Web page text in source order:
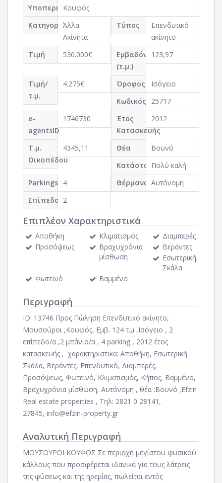
ΥποπεριοχήΚουφός
ΚατηγορίαΆλλα
Ακίνητα
Τύπος
Επενδυτικό
ακίνητο
Τιμή
530.000€
Εμβαδόν
(τ.μ.)
123,97
Τιμή/
τ.μ.
4.275€ Όροφος
Ισόγειο
Κωδικός
25717
e-
agentsID
1746730
Έτος
Κατασκευής
2012
Τ.μ.
Οικοπέδου
4345,11 Θέα
Βουνό
ΚατάστασηΠολύ καλή
Parkings 4 ΘέρμανσηΑυτόνομη
Επίπεδα 2
Επιπλέον Χαρακτηριστικά
Αποθήκη Κλιματισμός
Διαμπερές
Προσόψεως
Βραχυχρόνια
μίσθωση
Βεράντες
Εσωτερική
Σκάλα
Φωτεινό
Βαμμένο
Περιγραφή
ID: 13746 Προς Πώληση Επενδυτικό ακίνητο,
Μουσούροι ,Κουφός, Εμβ. 124 τ.μ ,Ισόγειο , 2
επίπεδο/α ,2 μπάνιο/α , 4 parking , 2012 έτος
κατασκευής , χαρακτηριστικα: Αποθήκη, Εσωτερική
Σκάλα, Βεράντες, Επενδυτικό, Διαμπερές,
Προσόψεως, Φωτεινό, Κλιματισμός, Κήπος, Βαμμένο,
Βραχυχρόνια μίσθωση, Αυτόνομη , θέα :Βουνό ,Efzin
Real estate properties , Τηλ: 2821 0 28141,
27845, info@efzin-property.gr
Αναλυτική Περιγραφή
ΜΟΥΣΟΥΡΟΙ ΚΟΥΦΟΣ Σε περιοχή μεγίστου φυσικού
κάλλους που προσφέρεται ιδανικά για τους λάτρεις
της φύσεως και της ηρεμίας, πωλείται εντός